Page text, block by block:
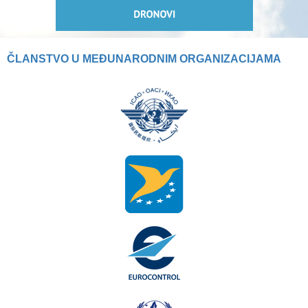
ČLANSTVO U MEĐUNARODNIM ORGANIZACIJAMA